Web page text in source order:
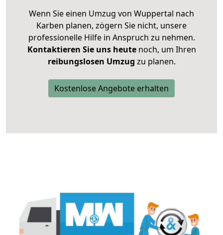
Wenn Sie einen Umzug von Wuppertal nach
Karben planen, zögern Sie nicht, unsere
professionelle Hilfe in Anspruch zu nehmen.
Kontaktieren Sie uns heutenoch, um Ihren
reibungslosen Umzug zu planen.
Kostenlose Angebote erhalten